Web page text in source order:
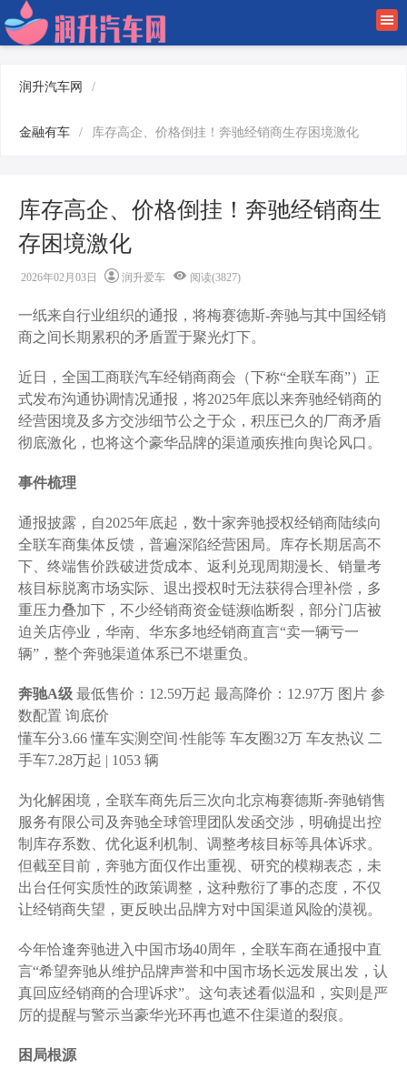
首页
润升新闻
车行趋势
车业百科
金融有车
润升汽车网 /
金融有车 / 库存高企、价格倒挂！奔驰经销商生存困境激化
库存高企、价格倒挂！奔驰经销商生
存困境激化
2026年02月03日 润升爱车 阅读(3827)
一纸来自行业组织的通报，将梅赛德斯-奔驰与其中国经销
商之间长期累积的矛盾置于聚光灯下。
近日，全国工商联汽车经销商商会（下称“全联车商”）正
式发布沟通协调情况通报，将2025年底以来奔驰经销商的
经营困境及多方交涉细节公之于众，积压已久的厂商矛盾
彻底激化，也将这个豪华品牌的渠道顽疾推向舆论风口。
事件梳理
通报披露，自2025年底起，数十家奔驰授权经销商陆续向
全联车商集体反馈，普遍深陷经营困局。库存长期居高不
下、终端售价跌破进货成本、返利兑现周期漫长、销量考
核目标脱离市场实际、退出授权时无法获得合理补偿，多
重压力叠加下，不少经销商资金链濒临断裂，部分门店被
迫关店停业，华南、华东多地经销商直言“卖一辆亏一
辆”，整个奔驰渠道体系已不堪重负。
奔驰A级 最低售价： 12.59万起 最高降价： 12.97万 图片 参
数配置 询底价
懂车分3.66 懂车实测 空间·性能等 车友圈32万 车友热议 二
手车7.28万起 | 1053 辆
为化解困境，全联车商先后三次向北京梅赛德斯-奔驰销售
服务有限公司及奔驰全球管理团队发函交涉，明确提出控
制库存系数、优化返利机制、调整考核目标等具体诉求。
但截至目前，奔驰方面仅作出重视、研究的模糊表态，未
出台任何实质性的政策调整，这种敷衍了事的态度，不仅
让经销商失望，更反映出品牌方对中国渠道风险的漠视。
今年恰逢奔驰进入中国市场40周年，全联车商在通报中直
言“希望奔驰从维护品牌声誉和中国市场长远发展出发，认
真回应经销商的合理诉求”。这句表述看似温和，实则是严
厉的提醒与警示当豪华光环再也遮不住渠道的裂痕。
困局根源